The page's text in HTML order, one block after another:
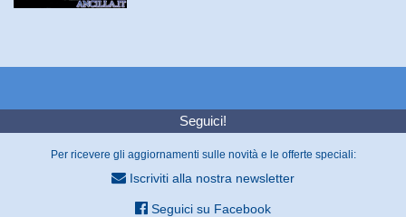
Seguici!
Per ricevere gli aggiornamenti sulle novità e le offerte speciali:
Iscriviti alla nostra newsletter
Seguici su Facebook